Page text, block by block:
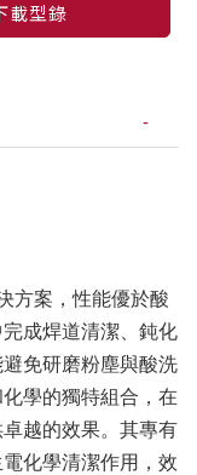
載型錄
方案，性能優於酸
成焊道清潔、鈍化
免研磨粉塵與酸洗
學的獨特組合，在
越的效果。其專有
化學清潔作用，效